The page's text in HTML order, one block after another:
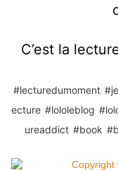
C’est la
#lecturedumoment
ecture #lololeblog
ureaddict #book